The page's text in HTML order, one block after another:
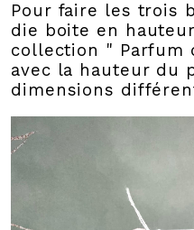
Pour faire les trois
die boite en
collection " Parfum
avec la hauteur du
dimensions